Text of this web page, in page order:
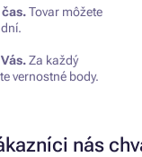
čas.Tovar môžete
Za každý
vernostné body.
nás